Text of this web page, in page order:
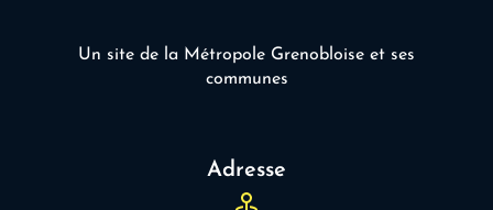
Un site de la Métropole Grenobloise et ses
communes
Adresse